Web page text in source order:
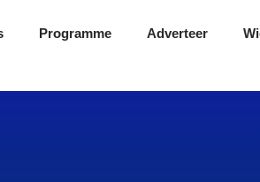
Programme Adverteer